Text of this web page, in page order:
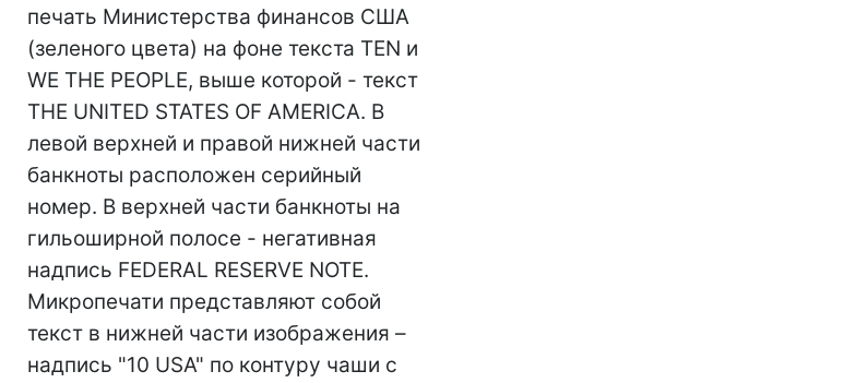
печать Министерства финансов США
(зеленого цвета) на фоне текста TEN и
WE THE PEOPLE, выше которой - текст
THE UNITED STATES OF AMERICA. В
левой верхней и правой нижней части
банкноты расположен серийный
номер. В верхней части банкноты на
гильоширной полосе - негативная
надпись FEDERAL RESERVE NOTE.
Микропечати представляют собой
текст в нижней части изображения –
надпись "10 USA" по контуру чаши с